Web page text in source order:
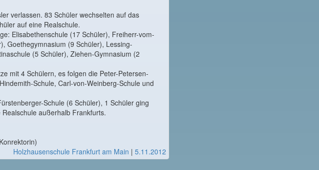
verlassen. 83 Schüler wechselten auf das
auf eine Realschule.
Elisabethenschule (17 Schüler), Freiherr-vom-
Goethegymnasium (9 Schüler), Lessing-
(5 Schüler), Ziehen-Gymnasium (2
mit 4 Schülern, es folgen die Peter-Petersen-
Schule, Carl-von-Weinberg-Schule und
Schule (6 Schüler), 1 Schüler ging
außerhalb Frankfurts.
Holzhausenschule Frankfurt am Main | 5.11.2012